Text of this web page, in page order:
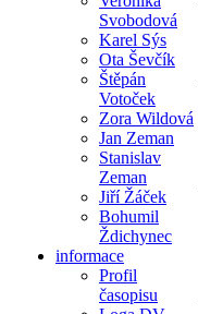
Svobodová
Karel Sýs
Ota Ševčík
Štěpán
Votoček
Zora Wildová
Jan Zeman
Stanislav
Zeman
Jiří Žáček
Bohumil
Ždichynec
informace
Profil
časopisu